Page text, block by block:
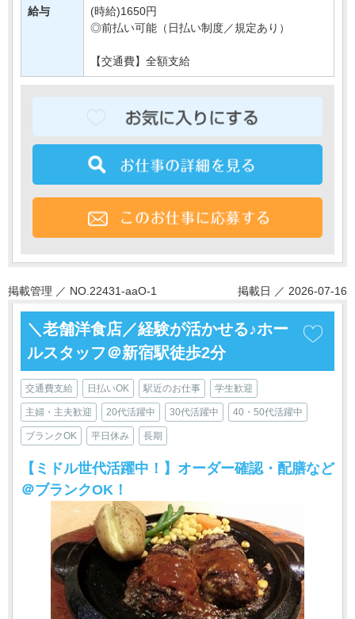
給与
(時給)1650円
◎前払い可能（日払い制度／規定あり）
【交通費】全額支給
掲載管理 ／ NO.22431-aaO-1 掲載日 ／ 2026-07-16
＼老舗洋食店／経験が活かせる♪ホー
ルスタッフ＠新宿駅徒歩2分
交通費支給 日払いOK 駅近のお仕事 学生歓迎
主婦・主夫歓迎 20代活躍中 30代活躍中 40・50代活躍中
ブランクOK 平日休み 長期
【ミドル世代活躍中！】オーダー確認・配膳など
＠ブランクOK！